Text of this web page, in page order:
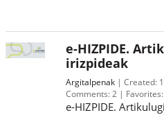
e-HIZPIDE.
irizpideak
Argitalpenak Created:
Comments:2 Favorites:
e-HIZPIDE.